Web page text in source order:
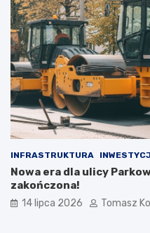
INFRASTRUKTURA
Nowa era dla ulicy
zakończona!
14 lipca 2026 Tomasz